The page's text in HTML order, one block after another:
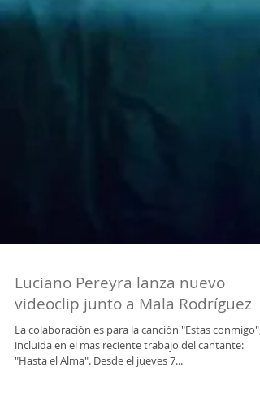
Luciano Pereyra lanza nuevo
videoclip junto a Mala Rodríguez